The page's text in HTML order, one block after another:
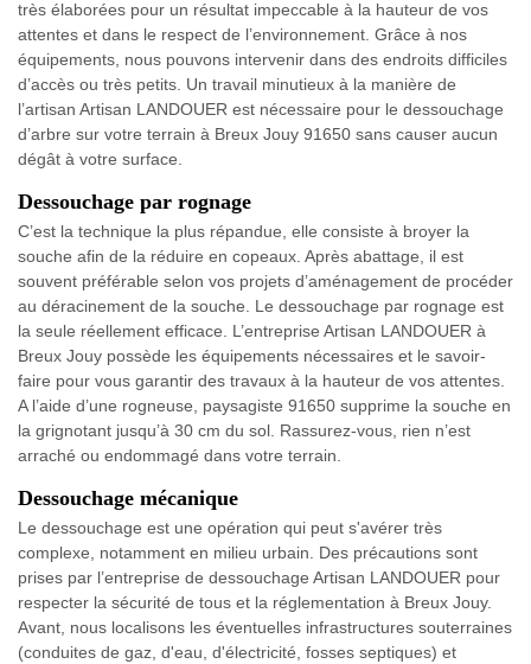
très élaborées pour un résultat impeccable à la hauteur de vos
attentes et dans le respect de l’environnement. Grâce à nos
équipements, nous pouvons intervenir dans des endroits difficiles
d’accès ou très petits. Un travail minutieux à la manière de
l’artisan Artisan LANDOUER est nécessaire pour le dessouchage
d’arbre sur votre terrain à Breux Jouy 91650 sans causer aucun
dégât à votre surface.
Dessouchage par rognage
C’est la technique la plus répandue, elle consiste à broyer la
souche afin de la réduire en copeaux. Après abattage, il est
souvent préférable selon vos projets d’aménagement de procéder
au déracinement de la souche. Le dessouchage par rognage est
la seule réellement efficace. L’entreprise Artisan LANDOUER à
Breux Jouy possède les équipements nécessaires et le savoir-
faire pour vous garantir des travaux à la hauteur de vos attentes.
A l’aide d’une rogneuse, paysagiste 91650 supprime la souche en
la grignotant jusqu’à 30 cm du sol. Rassurez-vous, rien n’est
arraché ou endommagé dans votre terrain.
Dessouchage mécanique
Le dessouchage est une opération qui peut s'avérer très
complexe, notamment en milieu urbain. Des précautions sont
prises par l’entreprise de dessouchage Artisan LANDOUER pour
respecter la sécurité de tous et la réglementation à Breux Jouy.
Avant, nous localisons les éventuelles infrastructures souterraines
(conduites de gaz, d'eau, d'électricité, fosses septiques) et